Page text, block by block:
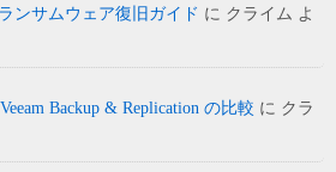
ンサムウェア復旧ガイド に クライム よ
Backup & Replication の比較 に クラ